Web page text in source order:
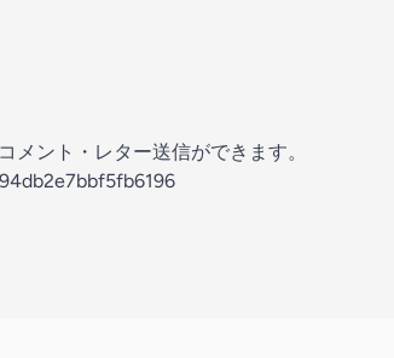
メント・レター送信ができます。